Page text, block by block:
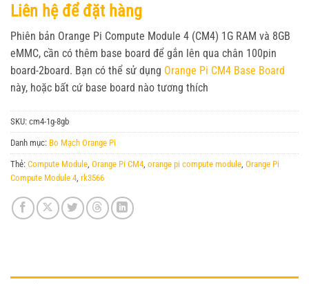
Liên hệ để đặt hàng
Phiên bản Orange Pi Compute Module 4 (CM4) 1G RAM và 8GB
eMMC, cần có thêm base board để gắn lên qua chân 100pin
board-2board. Bạn có thể sử dụng Orange Pi CM4 Base Board
này, hoặc bất cứ base board nào tương thích
SKU: cm4-1g-8gb
Danh mục: Bo Mạch Orange Pi
Thẻ: Compute Module Orange Pi CM4 orange pi compute module Orange Pi
Compute Module 4 rk3566